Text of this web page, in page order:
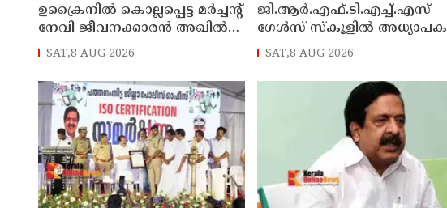
ഉക്രൈനിൽ കൊല്ലപ്പെട്ട മർച്ചന്റ്
നേവി ജീവനക്കാരൻ അഖിൽ
ജോയലിന്റെ വീട് മന്ത്രി അനൂപ്
SAT,8 AUG 2026
ജി.ആർ.എഫ്.ടി.എച്ച്.എസ്
ഗേൾസ് സ്‌കൂളിൽ അധ്യാപക
നിയമനം
SAT,8 AUG 2026